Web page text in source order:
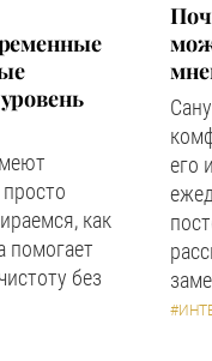
как
помогает
без
его